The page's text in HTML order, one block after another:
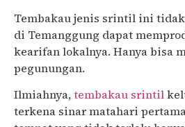
Tembakau jenis srintil ini
di Temanggung dapat
kearifan lokalnya. Hanya bisa
pegunungan.
Ilmiahnya,tembakau srintil
terkena sinar matahari